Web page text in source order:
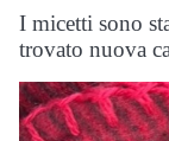
I micetti sono
trovato nuova